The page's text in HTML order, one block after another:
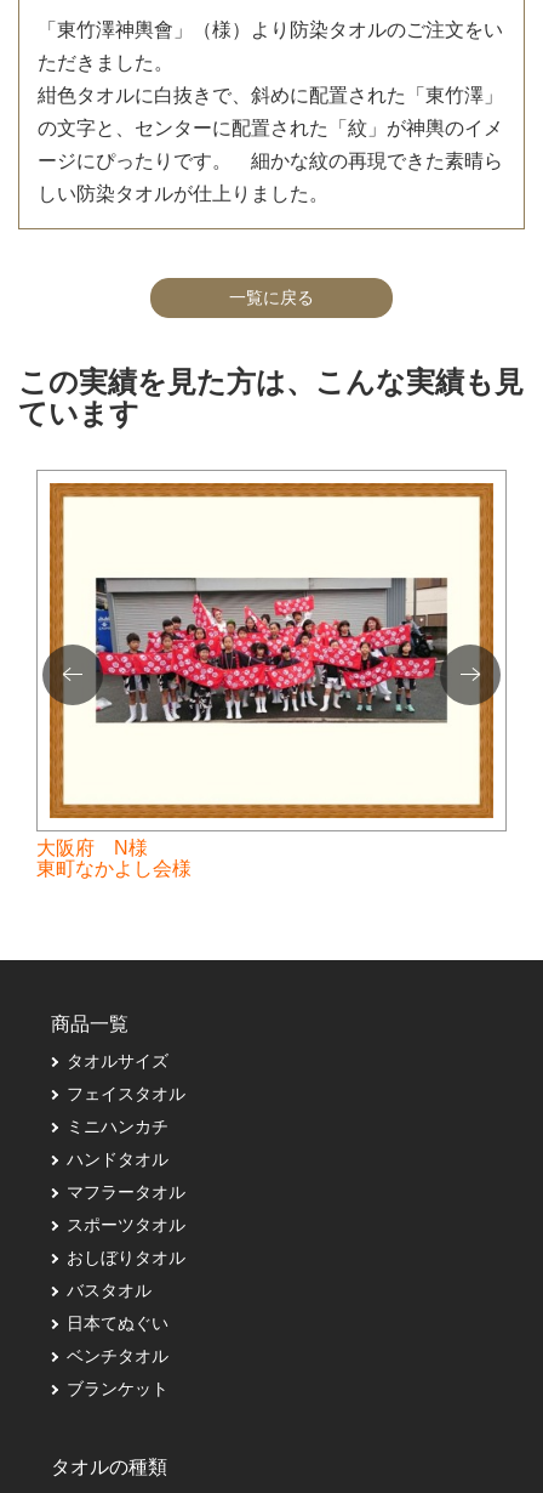
「東竹澤神輿會」（様）より防染タオルのご注文をい
ただきました。
紺色タオルに白抜きで、斜めに配置された「東竹澤」
の文字と、センターに配置された「紋」が神輿のイメ
ージにぴったりです。 細かな紋の再現できた素晴ら
しい防染タオルが仕上りました。
一覧に戻る
この実績を見た方は、こんな実績も見
ています
大阪府 N様
東町なかよし会様
商品一覧
タオルサイズ
フェイスタオル
ミニハンカチ
ハンドタオル
マフラータオル
スポーツタオル
おしぼりタオル
バスタオル
日本てぬぐい
ベンチタオル
ブランケット
タオルの種類